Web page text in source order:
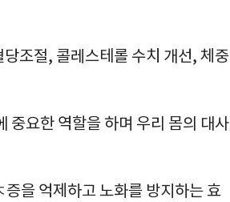
조절, 콜레스테롤 수치 개선, 체중
중요한 역할을 하며 우리 몸의 대사
을 억제하고 노화를 방지하는 효